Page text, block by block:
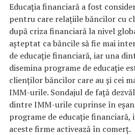
Educația financiară a fost
pentru care relațiile băncilor cu
după criza financiară la nivel
așteptat ca băncile să fie mai
de educație financiară, iar una
disemina programe de educație
clienților băncilor care au și cei
IMM-urile. Sondajul de față
dintre IMM-urile cuprinse în
programe de educație
aceste firme activează în comerț.